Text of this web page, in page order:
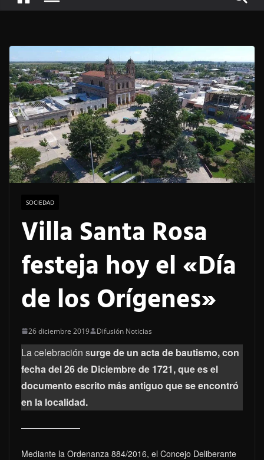
SOCIEDAD
Villa Santa Rosa
festeja hoy el «Día
de los Orígenes»
26 diciembre 2019 Difusión Noticias
La celebración surge de un acta de bautismo, con
fecha del 26 de Diciembre de 1721, que es el
documento escrito más antiguo que se encontró
en la localidad.
Mediante la Ordenanza 884/2016, el Concejo Deliberante